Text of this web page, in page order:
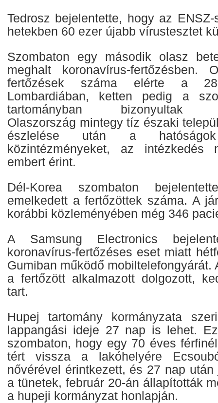
Tedrosz bejelentette, hogy az
hetekben 60 ezer újabb vírustesztet
Szombaton egy második olasz
meghalt koronavírus-fertőzésben.
fertőzések száma elérte a
Lombardiában, ketten pedig a
tartományban bizonyultak
Olaszország mintegy tíz északi
észlelése után a
közintézményeket, az intézkedés
embert érint.
Dél-Korea szombaton
emelkedett a fertőzöttek száma. A
korábbi közleményében még 346
A Samsung Electronics
koronavírus-fertőzéses eset miatt
Gumiban működő mobiltelefongyárát.
a fertőzött alkalmazott dolgozott,
tart.
Hupej tartomány kormányzata
lappangási ideje 27 nap is lehet.
szombaton, hogy egy 70 éves
tért vissza a lakóhelyére
nővérével érintkezett, és 27 nap
a tünetek, február 20-án állapították
a hupeji kormányzat honlapján.